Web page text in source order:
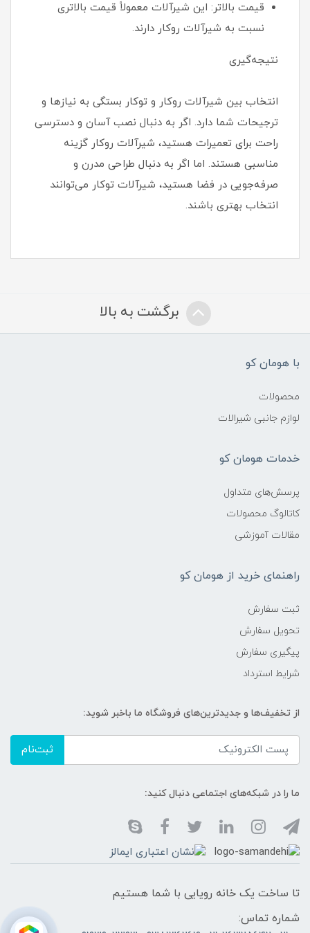
قیمت بالاتر: این شیرآلات معمولاً قیمت بالاتری
نسبت به شیرآلات روکار دارند.
نتیجه‌گیری
انتخاب بین شیرآلات روکار و توکار بستگی به نیازها و
ترجیحات شما دارد. اگر به دنبال نصب آسان و دسترسی
راحت برای تعمیرات هستید، شیرآلات روکار گزینه
مناسبی هستند. اما اگر به دنبال طراحی مدرن و
صرفه‌جویی در فضا هستید، شیرآلات توکار می‌توانند
انتخاب بهتری باشند.
برگشت به بالا
با هومان کو
محصولات
لوازم جانبی شیرالات
خدمات هومان کو
پرسش‌های متداول
کاتالوگ محصولات
مقالات آموزشی
راهنمای خرید از هومان کو
ثبت سفارش
تحویل سفارش
پیگیری سفارش
شرایط استرداد
از تخفیف‌ها و جدیدترین‌های فروشگاه ما باخبر شوید:
ثبت‌نام
ما را در شبکه‌های اجتماعی دنبال کنید:
تا ساخت یک خانه رویایی با شما هستیم
شماره تماس: